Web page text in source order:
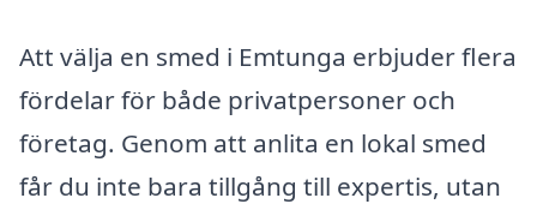
Att välja en smed i Emtunga erbjuder flera
fördelar för både privatpersoner och
företag. Genom att anlita en lokal smed
får du inte bara tillgång till expertis, utan